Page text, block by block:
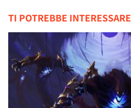
TI POTREBBE INTERESSARE